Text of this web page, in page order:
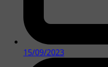
15/09/2023